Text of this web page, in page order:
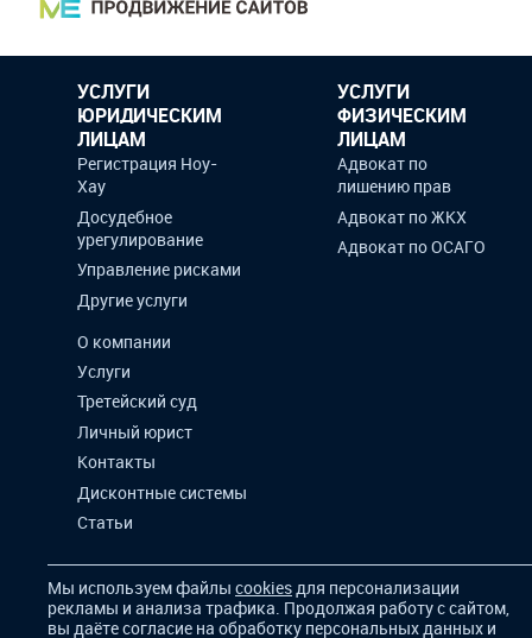
УСЛУГИ
ЮРИДИЧЕСКИМ
ЛИЦАМ
Регистрация Ноу-
Хау
Досудебное
урегулирование
Управление рисками
Другие услуги
УСЛУГИ
ФИЗИЧЕСКИМ
ЛИЦАМ
Адвокат по
лишению прав
Адвокат по ЖКХ
Адвокат по ОСАГО
О компании
Услуги
Третейский суд
Личный юрист
Контакты
Дисконтные системы
Статьи
Мы используем файлы cookiesдля персонализации
рекламы и анализа трафика. Продолжая работу с сайтом,
вы даёте согласие на обработку персональных данных и